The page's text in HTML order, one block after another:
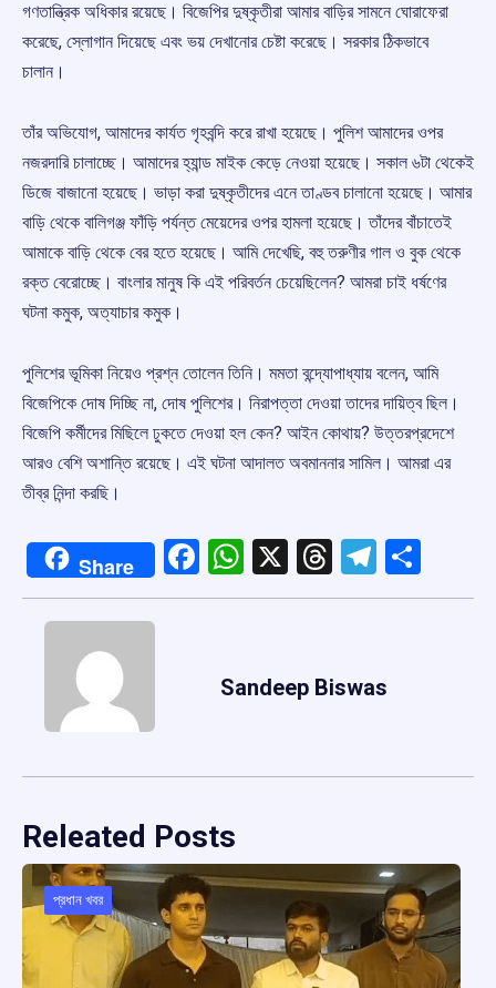
গণতান্ত্রিক অধিকার রয়েছে। বিজেপির দুষ্কৃতীরা আমার বাড়ির সামনে ঘোরাফেরা
করেছে, স্লোগান দিয়েছে এবং ভয় দেখানোর চেষ্টা করেছে। সরকার ঠিকভাবে
চালান।
তাঁর অভিযোগ, আমাদের কার্যত গৃহবন্দি করে রাখা হয়েছে। পুলিশ আমাদের ওপর
নজরদারি চালাচ্ছে। আমাদের হ্যান্ড মাইক কেড়ে নেওয়া হয়েছে। সকাল ৬টা থেকেই
ডিজে বাজানো হয়েছে। ভাড়া করা দুষ্কৃতীদের এনে তাণ্ডব চালানো হয়েছে। আমার
বাড়ি থেকে বালিগঞ্জ ফাঁড়ি পর্যন্ত মেয়েদের ওপর হামলা হয়েছে। তাঁদের বাঁচাতেই
আমাকে বাড়ি থেকে বের হতে হয়েছে। আমি দেখেছি, বহু তরুণীর গাল ও বুক থেকে
রক্ত বেরোচ্ছে। বাংলার মানুষ কি এই পরিবর্তন চেয়েছিলেন? আমরা চাই ধর্ষণের
ঘটনা কমুক, অত্যাচার কমুক।
পুলিশের ভূমিকা নিয়েও প্রশ্ন তোলেন তিনি। মমতা বন্দ্যোপাধ্যায় বলেন, আমি
বিজেপিকে দোষ দিচ্ছি না, দোষ পুলিশের। নিরাপত্তা দেওয়া তাদের দায়িত্ব ছিল।
বিজেপি কর্মীদের মিছিলে ঢুকতে দেওয়া হল কেন? আইন কোথায়? উত্তরপ্রদেশে
আরও বেশি অশান্তি রয়েছে। এই ঘটনা আদালত অবমাননার সামিল। আমরা এর
তীব্র নিন্দা করছি।
Share Facebook
WhatsApp
X Threads
Sandeep Biswas
Releated Posts
প্রধান খবর